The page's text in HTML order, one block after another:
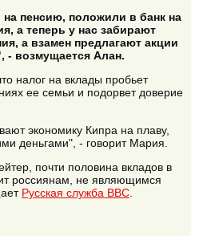
пенсию, положили в банк на
а теперь у нас забирают
а взамен предлагают акции
- возмущается Алан.
налог на вклады пробьет
ее семьи и подорвет доверие
экономику Кипра на плаву,
деньгами", - говорит Мария.
почти половина вкладов в
россиянам, не являющимся
Русская служба BBC